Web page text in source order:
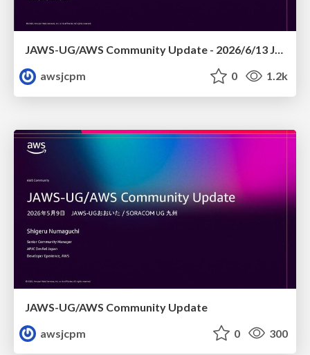
JAWS-UG/AWS Community Update - 2026/6/13 JAWS-UG TOHOKU 仙台
awsjcpm
0 1.2k
JAWS-UG/AWS Community Update
awsjcpm
0 300